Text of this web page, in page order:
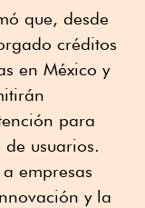
que, desde
créditos
en México y
para
usuarios.
empresas
y la